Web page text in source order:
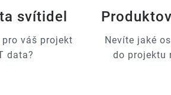
svítidel
pro váš projekt
data?
Nevíte jaké
do projektu